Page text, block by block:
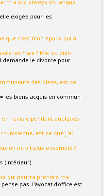
m a ete envoye en langue
exigée pour les
que c`est mon epoux qui a
les frais ? Moi ou bien
demande le divorce pour
des biens, est-ce
les biens acquis en commun
Tunisie pendant quelques
tunisienne, est-ce que j`ai
on ne vit plus ensemble ?
(intérieur)
qui pourra prendre ma
pense pas. l'avocat d'office est